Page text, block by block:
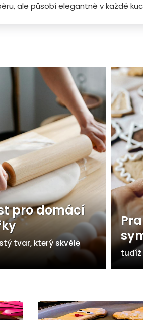
ale působí elegantně v každé
pro domácí
tvar, který skvěle
tudíž